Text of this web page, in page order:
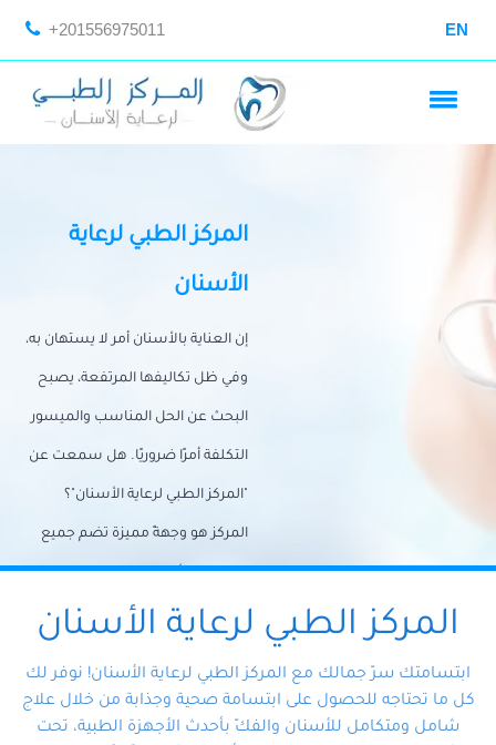
+201556975011 EN
المركز الطبي لرعاية
الأسنان
إن العناية بالأسنان أمر لا يستهان به،
وفي ظل تكاليفها المرتفعة، يصبح
البحث عن الحل المناسب والميسور
التكلفة أمرًا ضروريًا. هل سمعت عن
"المركز الطبي لرعاية الأسنان"؟
المركز هو وجهةً مميزة تضم جميع
احتياجات الأسنان تحت سقف واحد،
وتضمن لك حلاً شاملًا لجميع
المتخصص ذوي الخبرة، ستجد نفسك
في أيد أمينة تلبي احتياجاتك بكل
المركز الطبي لرعاية الأسنان
ابتسامتك سرّ جمالك مع المركز الطبي لرعاية الأسنان! نوفر لك
كل ما تحتاجه للحصول على ابتسامة صحية وجذابة من خلال علاج
شامل ومتكامل للأسنان والفكّ بأحدث الأجهزة الطبية، تحت